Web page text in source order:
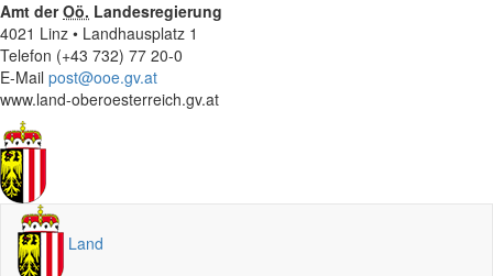
Amt derOö. Landesregierung
4021 Linz • Landhausplatz 1
Telefon (+43 732) 77 20-0
E-Mail post@ooe.gv.at
www.land-oberoesterreich.gv.at
Land